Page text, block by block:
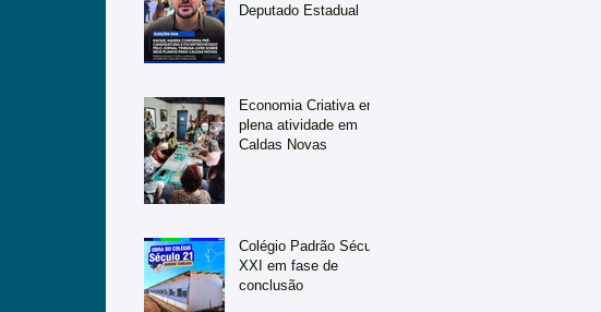
Deputado Estadual
Economia Criativa em
plena atividade em
Caldas Novas
Colégio Padrão Século
XXI em fase de
conclusão